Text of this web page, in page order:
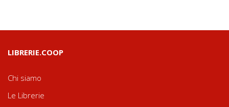
LIBRERIE.COOP
Chi siamo
Le Librerie